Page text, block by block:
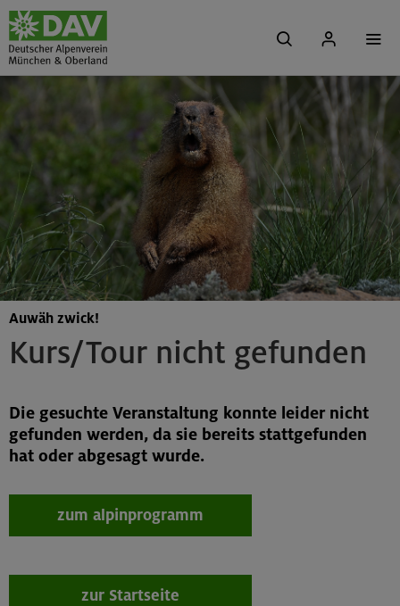
Kurs/Tour nicht gefunden
Auwäh zwick!
Die gesuchte Veranstaltung konnte leider nicht
gefunden werden, da sie bereits stattgefunden
hat oder abgesagt wurde.
zum alpinprogramm
zur Startseite